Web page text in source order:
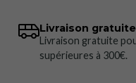
Livraison gratuite
Livraison gratuite
supérieures à 300€.